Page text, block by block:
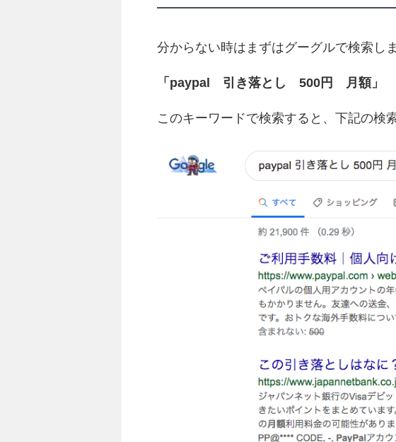
分からない時はまずはグーグルで検索しま
「paypal 引き落とし 500円 月額」
このキーワードで検索すると、下記の検